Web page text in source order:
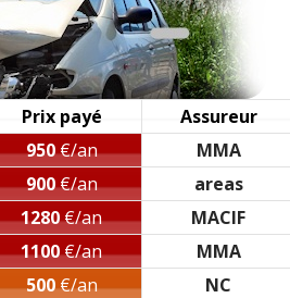
Prix payé
Assureur
950€/an
MMA
900€/an
areas
1280€/an
MACIF
1100€/an
MMA
500€/an NC